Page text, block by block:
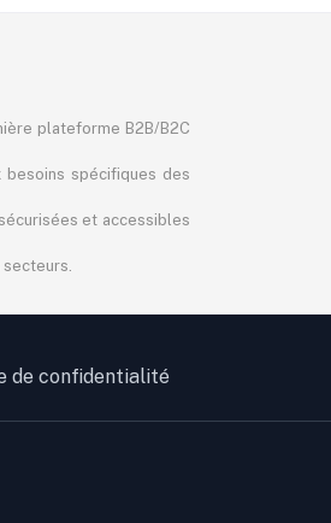
plateforme B2B/B2C
spécifiques des
et accessibles
secteurs.
de confidentialité